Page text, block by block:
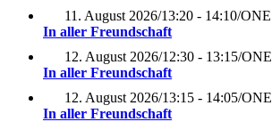
11. August 2026/13:20 - 14:10/ONE
In aller Freundschaft
12. August 2026/12:30 - 13:15/ONE
In aller Freundschaft
12. August 2026/13:15 - 14:05/ONE
In aller Freundschaft